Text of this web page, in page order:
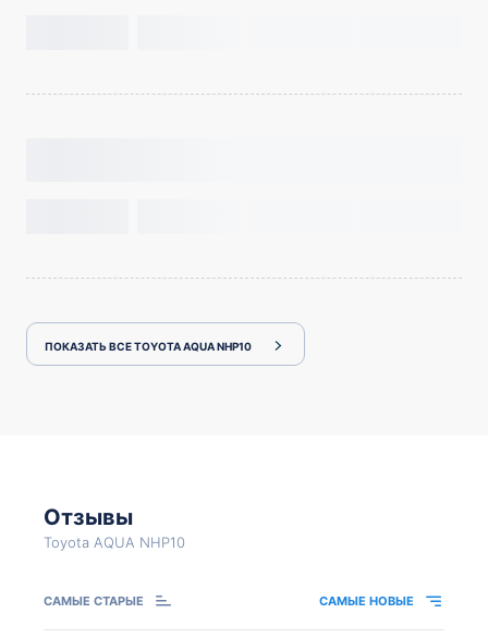
ПОКАЗАТЬ ВСЕ TOYOTA AQUA NHP10
Отзывы
Toyota AQUA NHP10
САМЫЕ СТАРЫЕ САМЫЕ НОВЫЕ